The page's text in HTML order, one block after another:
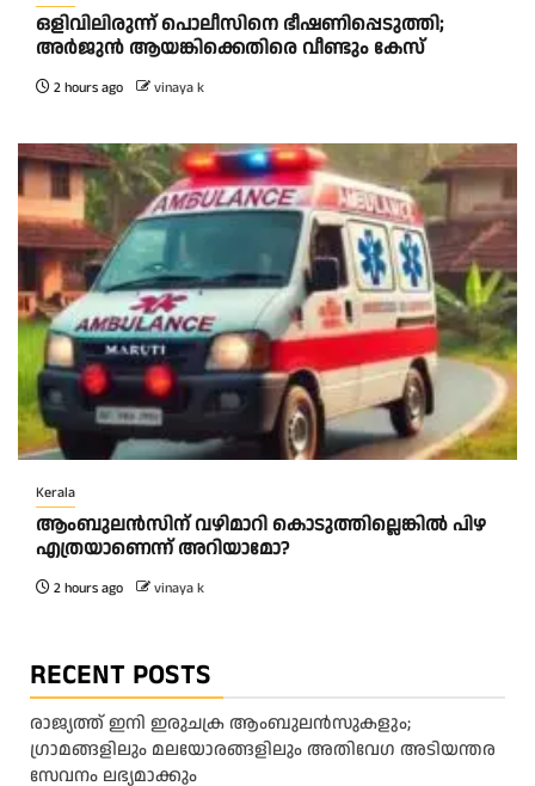
ഒളിവിലിരുന്ന് പൊലീസിനെ ഭീഷണിപ്പെടുത്തി;
അർജുൻ ആയങ്കിക്കെതിരെ വീണ്ടും കേസ്
2 hours ago vinaya k
Kerala
ആംബുലന്‍സിന് വഴിമാറി കൊടുത്തില്ലെങ്കില്‍ പിഴ
എത്രയാണെന്ന് അറിയാമോ?
2 hours ago vinaya k
RECENT POSTS
രാജ്യത്ത് ഇനി ഇരുചക്ര ആംബുലന്‍സുകളും;
ഗ്രാമങ്ങളിലും മലയോരങ്ങളിലും അതിവേഗ അടിയന്തര
സേവനം ലഭ്യമാക്കും